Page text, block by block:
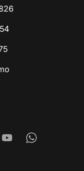
YoutubeWhatsapp